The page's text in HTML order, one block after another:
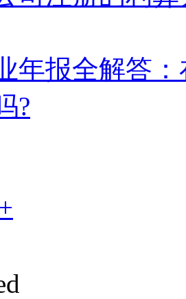
年报全解答
?